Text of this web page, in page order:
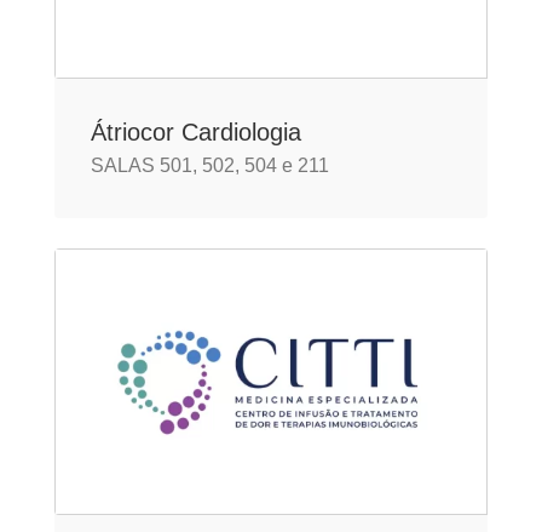
Átriocor Cardiologia
SALAS 501, 502, 504 e 211